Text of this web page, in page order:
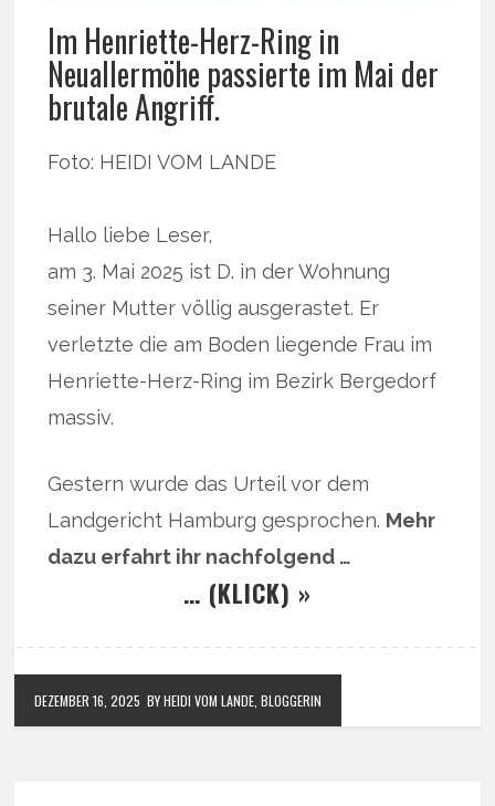
Im Henriette-Herz-Ring in
Neuallermöhe passierte im Mai der
brutale Angriff.
Foto: HEIDI VOM LANDE
Hallo liebe Leser,
am 3. Mai 2025 ist D. in der Wohnung
seiner Mutter völlig ausgerastet. Er
verletzte die am Boden liegende Frau im
Henriette-Herz-Ring im Bezirk Bergedorf
massiv.
Gestern wurde das Urteil vor dem
Landgericht Hamburg gesprochen. Mehr
dazu erfahrt ihr nachfolgend …
… (KLICK) »
DEZEMBER 16, 2025 BY HEIDI VOM LANDE, BLOGGERIN